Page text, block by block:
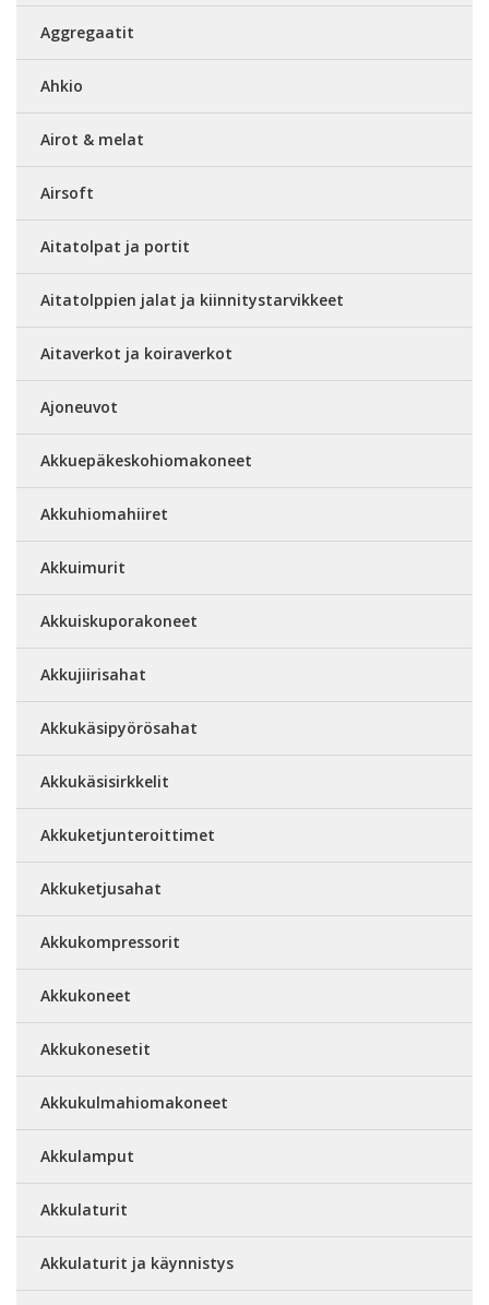
Aggregaatit
Ahkio
Airot & melat
Airsoft
Aitatolpat ja portit
Aitatolppien jalat ja kiinnitystarvikkeet
Aitaverkot ja koiraverkot
Ajoneuvot
Akkuepäkeskohiomakoneet
Akkuhiomahiiret
Akkuimurit
Akkuiskuporakoneet
Akkujiirisahat
Akkukäsipyörösahat
Akkukäsisirkkelit
Akkuketjunteroittimet
Akkuketjusahat
Akkukompressorit
Akkukoneet
Akkukonesetit
Akkukulmahiomakoneet
Akkulamput
Akkulaturit
Akkulaturit ja käynnistys